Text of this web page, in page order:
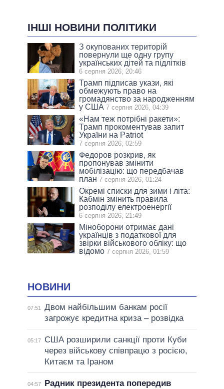
ІНШІ НОВИНИ ПОЛІТИКИ
З окупованих територій
повернули ще одну групу
українських дітей та підлітків
6 серпня 2026, 20:46
Трамп підписав укази, які
обмежують право на
громадянство за народженням
у США 7 серпня 2026, 04:39
«Нам теж потрібні ракети»:
Трамп прокоментував запит
України на Patriot
7 серпня 2026, 02:59
Федоров розкрив, як
пропонував змінити
мобілізацію: що передбачав
план 7 серпня 2026, 01:24
Окремі списки для зими і літа:
Кабмін змінить правила
розподілу електроенергії
6 серпня 2026, 21:49
Міноборони отримає дані
українців з податкової для
звірки військового обліку: що
відомо 7 серпня 2026, 01:59
НОВИНИ
07:51
Двом найбільшим банкам росії
загрожує кредитна криза – розвідка
05:17
США розширили санкції проти Куби
через військову співпрацю з росією,
Китаєм та Іраном
04:57
Радник президента попередив